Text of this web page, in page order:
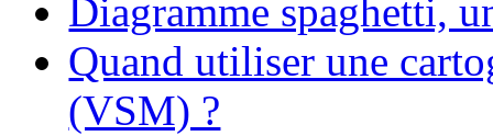
Diagramme spaghetti,
Quand utiliser une
(VSM) ?